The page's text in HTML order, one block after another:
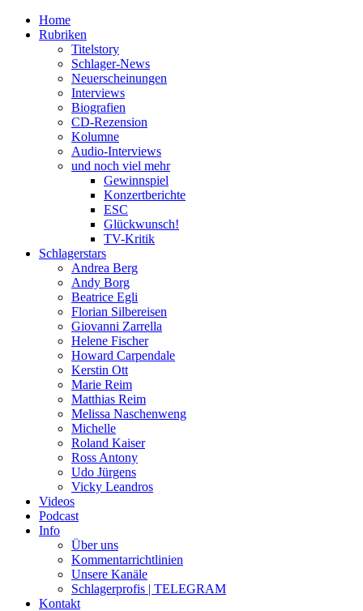
Home
Rubriken
Titelstory
Schlager-News
Neuerscheinungen
Interviews
Biografien
CD-Rezension
Kolumne
Audio-Interviews
und noch viel mehr
Gewinnspiel
Konzertberichte
ESC
Glückwunsch!
TV-Kritik
Schlagerstars
Andrea Berg
Andy Borg
Beatrice Egli
Florian Silbereisen
Giovanni Zarrella
Helene Fischer
Howard Carpendale
Kerstin Ott
Marie Reim
Matthias Reim
Melissa Naschenweng
Michelle
Roland Kaiser
Ross Antony
Udo Jürgens
Vicky Leandros
Videos
Podcast
Info
Über uns
Kommentarrichtlinien
Unsere Kanäle
Schlagerprofis | TELEGRAM
Kontakt